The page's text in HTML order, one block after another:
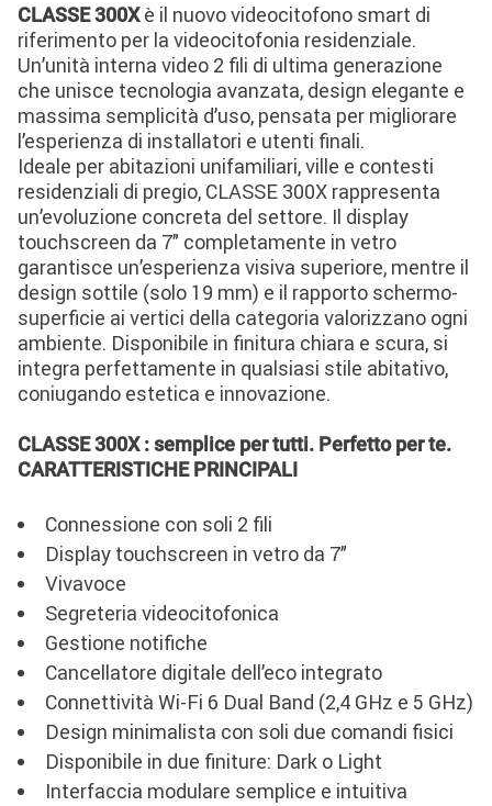
CLASSE 300Xè il nuovo videocitofono smart di
riferimento per la videocitofonia residenziale.
Un’unità interna video 2 fili di ultima generazione
che unisce tecnologia avanzata, design elegante e
massima semplicità d’uso, pensata per migliorare
l’esperienza di installatori e utenti finali.
Ideale per abitazioni unifamiliari, ville e contesti
residenziali di pregio, CLASSE 300X rappresenta
un’evoluzione concreta del settore. Il display
touchscreen da 7” completamente in vetro
garantisce un’esperienza visiva superiore, mentre il
design sottile (solo 19 mm) e il rapporto schermo-
superficie ai vertici della categoria valorizzano ogni
ambiente. Disponibile in finitura chiara e scura, si
integra perfettamente in qualsiasi stile abitativo,
coniugando estetica e innovazione.
CLASSE 300X : semplice per tutti. Perfetto per te.
CARATTERISTICHE PRINCIPALI
Connessione con soli 2 fili
Display touchscreen in vetro da 7”
Vivavoce
Segreteria videocitofonica
Gestione notifiche
Cancellatore digitale dell’eco integrato
Connettività Wi-Fi 6 Dual Band (2,4 GHz e 5 GHz)
Design minimalista con soli due comandi fisici
Disponibile in due finiture: Dark o Light
Interfaccia modulare semplice e intuitiva